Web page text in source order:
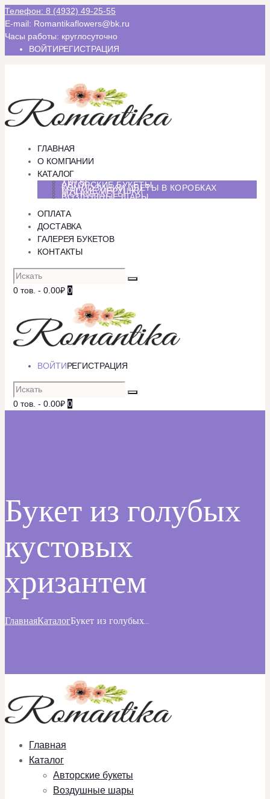
Телефон: 8 (4932) 49-25-55
E-mail: Romantikaflowers@bk.ru
Часы работы: круглосуточно
ВОЙТИРЕГИСТРАЦИЯ
ГЛАВНАЯ
О КОМПАНИИ
КАТАЛОГ
ХИТЫ
АВТОРСКИЕ БУКЕТЫ
КОМПОЗИЦИИ ЦВЕТЫ В КОРОБКАХ
МЯГКИЕ ИГРУШКИ
МОНОБУКЕТЫ
ВОЗДУШНЫЕ ШАРЫ
ОПЛАТА
ДОСТАВКА
ГАЛЕРЕЯ БУКЕТОВ
КОНТАКТЫ
0 тов. - 0.00₽ 0
ВОЙТИРЕГИСТРАЦИЯ
0 тов. - 0.00₽ 0
Букет из голубых
кустовых
хризантем
ГлавнаяКаталогБукет из голубых...
Главная
Каталог
Авторские букеты
Воздушные шары